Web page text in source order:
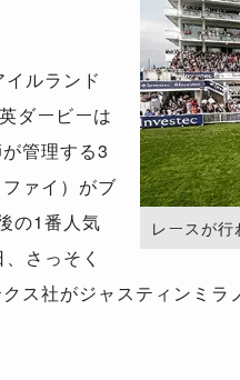
レースが
ルランド
ダービーは
管理する3
ァイ）がブ
の1番人気
さっそく
ス社がジャスティンミ